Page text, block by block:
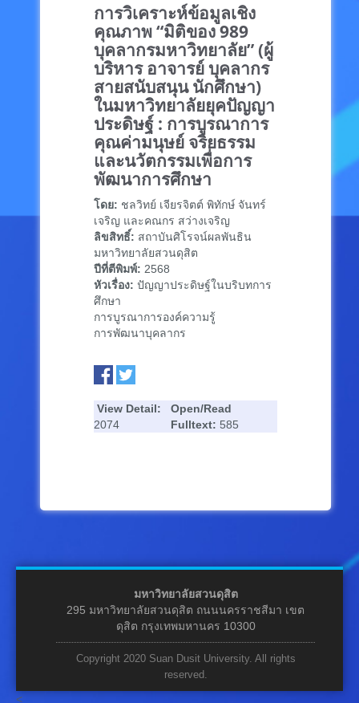
การวิเคราะห์ข้อมูลเชิง
คุณภาพ “มิติของ 989
บุคลากรมหาวิทยาลัย” (ผู้
บริหาร อาจารย์ บุคลากร
สายสนับสนุน นักศึกษา)
ในมหาวิทยาลัยยุคปัญญา
ประดิษฐ์ : การบูรณาการ
คุณค่ามนุษย์ จริยธรรม
และนวัตกรรมเพื่อการ
พัฒนาการศึกษา
โดย: ชลวิทย์ เจียรจิตต์ พิทักษ์ จันทร์
เจริญ และคณกร สว่างเจริญ
ลิขสิทธิ์: สถาบันศิโรจน์ผลพันธิน
มหาวิทยาลัยสวนดุสิต
ปีที่ตีพิมพ์: 2568
หัวเรื่อง: ปัญญาประดิษฐ์ในบริบทการ
ศึกษา
การบูรณาการองค์ความรู้
การพัฒนาบุคลากร
View Detail:
2074
Open/Read
Fulltext: 585
มหาวิทยาลัยสวนดุสิต
295 มหาวิทยาลัยสวนดุสิต ถนนนครราชสีมา เขต
ดุสิต กรุงเทพมหานคร 10300
Copyright 2020 Suan Dusit University. All rights
reserved.
<